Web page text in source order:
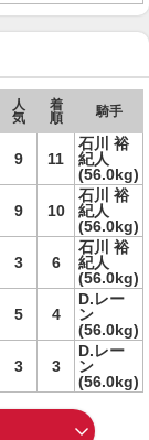
人
気
着
順
騎手
9 11
石川 裕
紀人
(56.0kg)
9 10
石川 裕
紀人
(56.0kg)
3 6
石川 裕
紀人
(56.0kg)
5 4
D.レー
ン
(56.0kg)
3 3
D.レー
ン
(56.0kg)